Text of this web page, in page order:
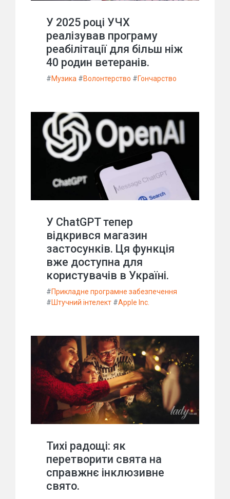
У 2025 році УЧХ
реалізував програму
реабілітації для більш ніж
40 родин ветеранів.
#Музика #Волонтерство #Гончарство
У ChatGPT тепер
відкрився магазин
застосунків. Ця функція
вже доступна для
користувачів в Україні.
#Прикладне програмне забезпечення
#Штучний інтелект #Apple Inc.
Тихі радощі: як
перетворити свята на
справжнє інклюзивне
свято.